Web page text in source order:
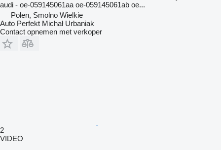
audi - oe-059145061aa oe-059145061ab oe...
Polen, Smolno Wielkie
Auto Perfekt Michał Urbaniak
Contact opnemen met verkoper
2
VIDEO